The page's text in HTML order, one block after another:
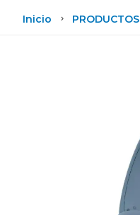
Inicio PRODUCTOS